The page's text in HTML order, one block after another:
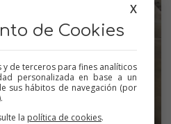
X
de Cookies
de terceros para fines analíticos
personalizada en base a un
sus hábitos de navegación (por
la política de cookies.